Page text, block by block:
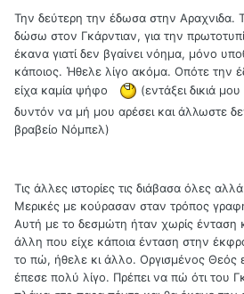
Την δεύτερη την έδωσα στην Αραχνιδα.
δώσω στον Γκάρντιαν, για την
έκανα γιατί δεν βγαίνει νόημα, μόνο
κάποιος. Ήθελε λίγο ακόμα. Οπότε την
είχα καμία ψήφο
(εντάξει δικιά
δυντόν να μή μου αρέσει και άλλωστε
βραβείο Νόμπελ)
Τις άλλες ιστορίες τις διάβασα όλες
Μερικές με κούρασαν σταν τρόπος
Αυτή με το δεσμώτη ήταν χωρίς ένταση
άλλη που είχε κάποια ένταση στην
το πώ, ήθελε κι άλλο. Οργισμένος Θεός
έπεσε πολύ λίγο. Πρέπει να πώ ότι του